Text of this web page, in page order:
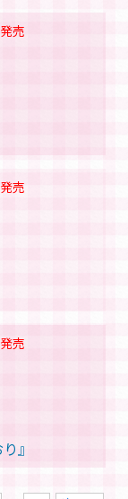
発売
発売
発売
』